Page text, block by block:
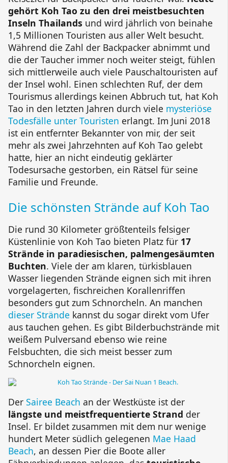
gehört Koh Tao zu den drei meistbesuchten
Inseln Thailands und wird jährlich von beinahe
1,5 Millionen Touristen aus aller Welt besucht.
Während die Zahl der Backpacker abnimmt und
die der Taucher immer noch weiter steigt, fühlen
sich mittlerweile auch viele Pauschaltouristen auf
der Insel wohl. Einen schlechten Ruf, der dem
Tourismus allerdings keinen Abbruch tut, hat Koh
Tao in den letzten Jahren durch viele mysteriöse
Todesfälle unter Touristen erlangt. Im Juni 2018
ist ein entfernter Bekannter von mir, der seit
mehr als zwei Jahrzehnten auf Koh Tao gelebt
hatte, hier an nicht eindeutig geklärter
Todesursache gestorben, ein Rätsel für seine
Familie und Freunde.
Die schönsten Strände auf Koh Tao
Die rund 30 Kilometer größtenteils felsiger
Küstenlinie von Koh Tao bieten Platz für 17
Strände in paradiesischen, palmengesäumten
Buchten. Viele der am klaren, türkisblauen
Wasser liegenden Strände eignen sich mit ihren
vorgelagerten, fischreichen Korallenriffen
besonders gut zum Schnorcheln. An manchen
dieser Strände kannst du sogar direkt vom Ufer
aus tauchen gehen. Es gibt Bilderbuchstrände mit
weißem Pulversand ebenso wie reine
Felsbuchten, die sich meist besser zum
Schnorcheln eignen.
Der Sairee Beach an der Westküste ist der
längste und meistfrequentierte Strand der
Insel. Er bildet zusammen mit dem nur wenige
hundert Meter südlich gelegenen Mae Haad
Beach, an dessen Pier die Boote aller